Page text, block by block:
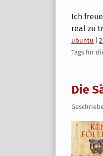
Ich
real zu
ubuntu
Tags für
Die